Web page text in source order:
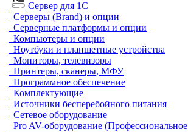
Сервер для 1С
Серверы (Brand) и опции
Серверные платформы и опции
Компьютеры и опции
Ноутбуки и планшетные устройства
Мониторы, телевизоры
Принтеры, сканеры, МФУ
Программное обеспечение
Комплектующие
Источники бесперебойного питания
Сетевое оборудование
Pro AV-оборудование (Профессиональное